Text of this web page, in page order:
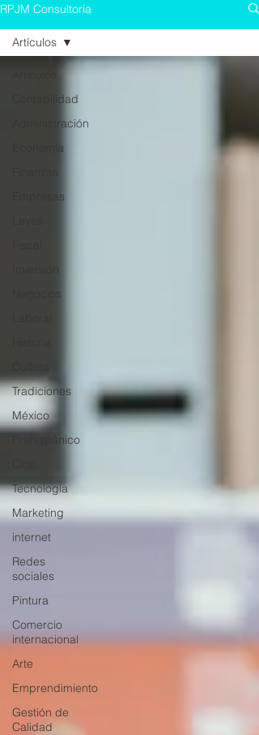
RPJM Consultoría
Contabilidad
Administración
Economía
Empresas
Negocios
Tradiciones
México
Prehispánico
Tecnología
Marketing
internet
Redes
sociales
Pintura
Comercio
internacional
Arte
Emprendimiento
Gestión de
Calidad
Artículos